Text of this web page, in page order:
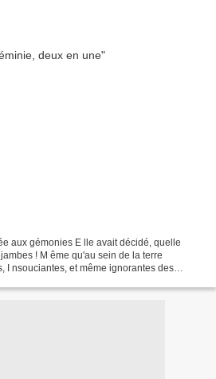
aux gémonies E lle avait décidé, quelle
! M ême qu'au sein de la terre
I nsouciantes, et même ignorantes des